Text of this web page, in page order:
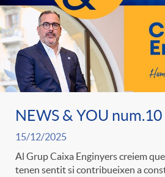
NEWS & YOU num.10
15/12/2025
Al Grup Caixa Enginyers creiem
tenen sentit si contribueixen a